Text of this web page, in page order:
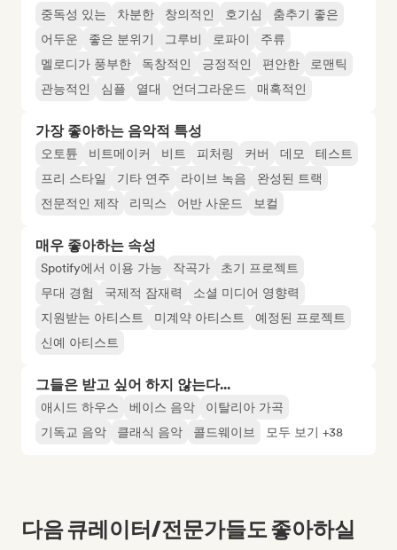
중독성 있는 차분한 창의적인 호기심
춤추기 좋은
어두운
좋은 분위기 그루비 로파이
주류
멜로디가 풍부한
독창적인 긍정적인 편안한
로맨틱
관능적인
심플 열대 언더그라운드 매혹적인
가장 좋아하는 음악적 특성
오토튠 비트메이커 비트 피처링 커버 데모
테스트
프리 스타일
기타 연주 라이브 녹음
완성된 트랙
전문적인 제작
리믹스 어반 사운드 보컬
매우 좋아하는 속성
Spotify에서 이용 가능 작곡가
초기 프로젝트
무대 경험
국제적 잠재력
소셜 미디어 영향력
지원받는 아티스트
미계약 아티스트
예정된 프로젝트
신예 아티스트
그들은 받고 싶어 하지 않는다...
애시드 하우스 베이스 음악
이탈리아 가곡
기독교 음악
클래식 음악 콜드웨이브 모두 보기 +38
다음 큐레이터/전문가들도 좋아하실